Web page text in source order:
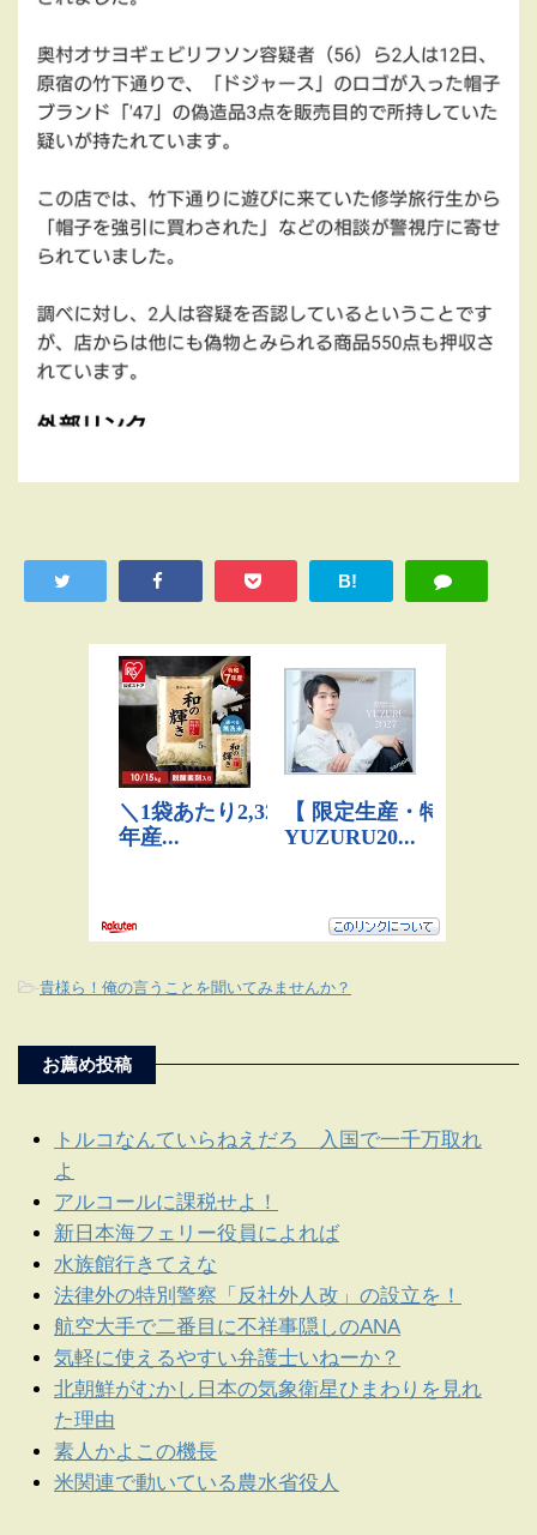
B!
-貴様ら！俺の言うことを聞いてみませんか？
お薦め投稿
トルコなんていらねえだろ 入国で一千万取れ
よ
アルコールに課税せよ！
新日本海フェリー役員によれば
水族館行きてえな
法律外の特別警察「反社外人改」の設立を！
航空大手で二番目に不祥事隠しのANA
気軽に使えるやすい弁護士いねーか？
北朝鮮がむかし日本の気象衛星ひまわりを見れ
た理由
素人かよこの機長
米関連で動いている農水省役人